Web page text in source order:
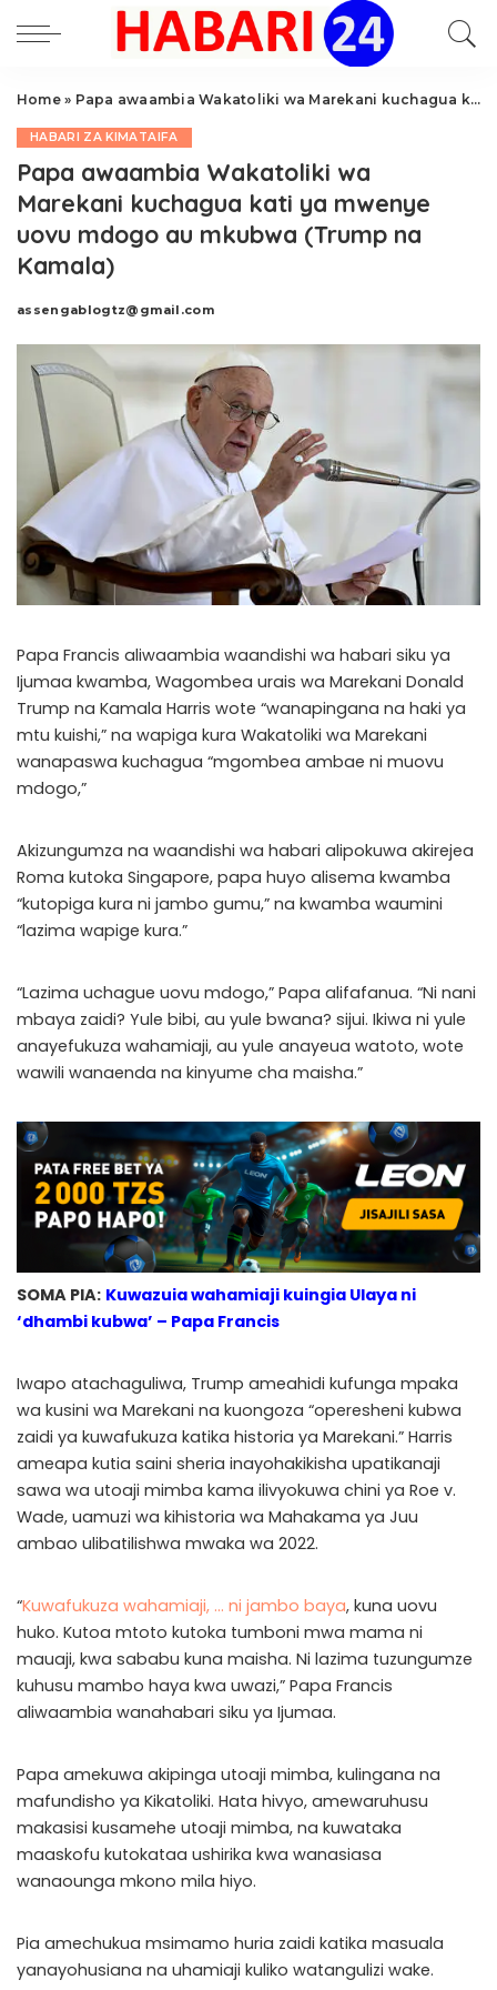
Home» Papa awaambia Wakatoliki wa Marekani kuchagua kati ya mwenye uovu mdogo au mkubwa (Trump na Kamala)
HABARI ZA KIMATAIFA
Papa awaambia Wakatoliki wa
Marekani kuchagua kati ya mwenye
uovu mdogo au mkubwa (Trump na
Kamala)
Posted
assengablogtz@gmail.com
Papa Francis aliwaambia waandishi wa habari siku ya
Ijumaa kwamba, Wagombea urais wa Marekani Donald
Trump na Kamala Harris wote “wanapingana na haki ya
mtu kuishi,” na wapiga kura Wakatoliki wa Marekani
wanapaswa kuchagua “mgombea ambae ni muovu
mdogo,”
Akizungumza na waandishi wa habari alipokuwa akirejea
Roma kutoka Singapore, papa huyo alisema kwamba
“kutopiga kura ni jambo gumu,” na kwamba waumini
“lazima wapige kura.”
“Lazima uchague uovu mdogo,” Papa alifafanua. “Ni nani
mbaya zaidi? Yule bibi, au yule bwana? sijui. Ikiwa ni yule
anayefukuza wahamiaji, au yule anayeua watoto, wote
wawili wanaenda na kinyume cha maisha.”
SOMA PIA: Kuwazuia wahamiaji kuingia Ulaya ni
‘dhambi kubwa’ – Papa Francis
Iwapo atachaguliwa, Trump ameahidi kufunga mpaka
wa kusini wa Marekani na kuongoza “operesheni kubwa
zaidi ya kuwafukuza katika historia ya Marekani.” Harris
ameapa kutia saini sheria inayohakikisha upatikanaji
sawa wa utoaji mimba kama ilivyokuwa chini ya Roe v.
Wade, uamuzi wa kihistoria wa Mahakama ya Juu
ambao ulibatilishwa mwaka wa 2022.
“Kuwafukuza wahamiaji, … ni jambo baya, kuna uovu
huko. Kutoa mtoto kutoka tumboni mwa mama ni
mauaji, kwa sababu kuna maisha. Ni lazima tuzungumze
kuhusu mambo haya kwa uwazi,” Papa Francis
aliwaambia wanahabari siku ya Ijumaa.
Papa amekuwa akipinga utoaji mimba, kulingana na
mafundisho ya Kikatoliki. Hata hivyo, amewaruhusu
makasisi kusamehe utoaji mimba, na kuwataka
maaskofu kutokataa ushirika kwa wanasiasa
wanaounga mkono mila hiyo.
Pia amechukua msimamo huria zaidi katika masuala
yanayohusiana na uhamiaji kuliko watangulizi wake.